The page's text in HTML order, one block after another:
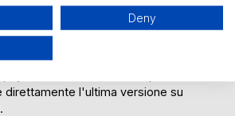
di assistenza può analizzare
gli errori. Può controllare la
e modificarla, se necessario. Se
richiede un aggiornamento del
direttamente l'ultima versione su
Deny